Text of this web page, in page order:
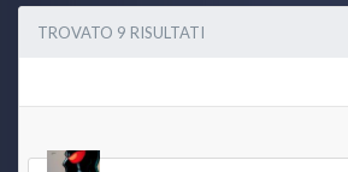
TROVATO 9 RISULTATI